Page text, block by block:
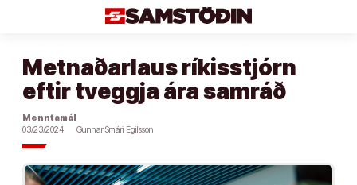
Metnaðarlaus ríkisstjórn
eftir tveggja ára samráð
Menntamál
03/23/2024
Gunnar Smári Egilsson